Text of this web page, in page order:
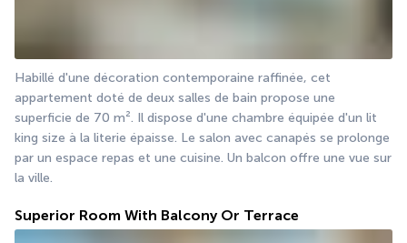
Habillé d'une décoration contemporaine raffinée, cet
appartement doté de deux salles de bain propose une
superficie de 70 m². Il dispose d'une chambre équipée d'un lit
king size à la literie épaisse. Le salon avec canapés se prolonge
par un espace repas et une cuisine. Un balcon offre une vue sur
la ville.
Superior Room With Balcony Or Terrace